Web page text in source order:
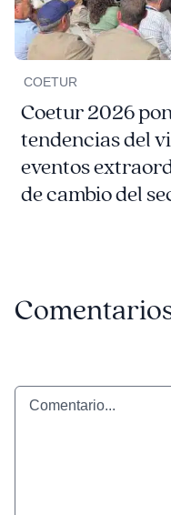
COETUR
Coetur 2026
tendencias del
eventos
de cambio del
Comentario